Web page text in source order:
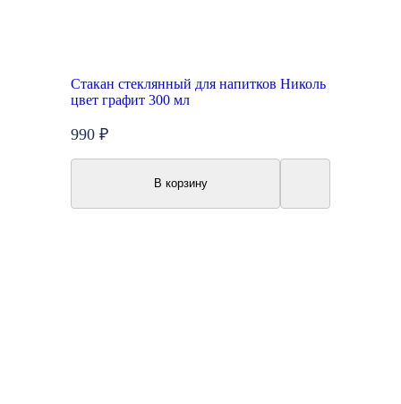
Стакан стеклянный для напитков Николь
цвет графит 300 мл
990 ₽
В корзину